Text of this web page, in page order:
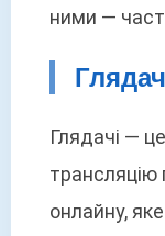
ними —
Глядачі —
онлайну,